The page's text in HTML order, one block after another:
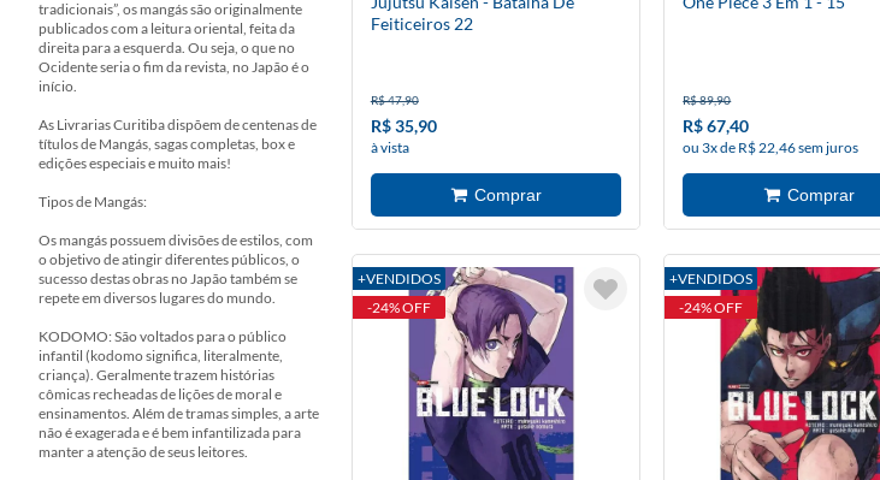
tradicionais”, os mangás são originalmente
publicados com a leitura oriental, feita da
direita para a esquerda. Ou seja, o que no
Ocidente seria o fim da revista, no Japão é o
início.
As Livrarias Curitiba dispõem de centenas de
títulos de Mangás, sagas completas, box e
edições especiais e muito mais!
Tipos de Mangás:
Os mangás possuem divisões de estilos, com
o objetivo de atingir diferentes públicos, o
sucesso destas obras no Japão também se
repete em diversos lugares do mundo.
KODOMO: São voltados para o público
infantil (kodomo significa, literalmente,
criança). Geralmente trazem histórias
cômicas recheadas de lições de moral e
ensinamentos. Além de tramas simples, a arte
não é exagerada e é bem infantilizada para
manter a atenção de seus leitores.
Feiticeiros 22
R$ 47,90
R$ 35,90
à vista
R$ 89,90
R$ 67,40
ou 3x de R$ 22,46 sem juros
+VENDIDOS
-24% OFF
+VENDIDOS
-24% OFF